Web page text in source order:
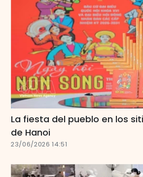
La fiesta del pueblo en los
de Hanoi
23/06/2026 14:51